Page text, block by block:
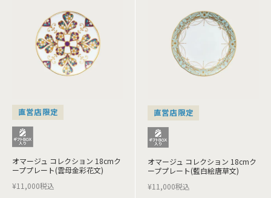
直営店限定
オマージュ コレクション 18cmク
ーププレート(雲母金彩花文)
¥11,000税込
直営店限定
オマージュ コレクション 18cmク
ーププレート(藍白絵唐草文)
¥11,000税込